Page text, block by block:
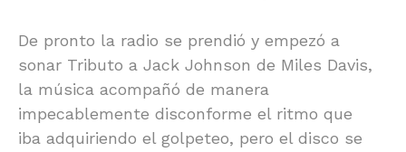
De pronto la radio se prendió y empezó a
sonar Tributo a Jack Johnson de Miles Davis,
la música acompañó de manera
impecablemente disconforme el ritmo que
iba adquiriendo el golpeteo, pero el disco se